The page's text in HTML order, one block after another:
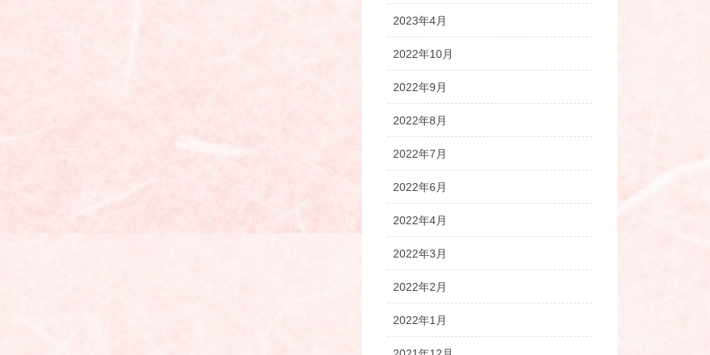
2023年4月
2022年10月
2022年9月
2022年8月
2022年7月
2022年6月
2022年4月
2022年3月
2022年2月
2022年1月